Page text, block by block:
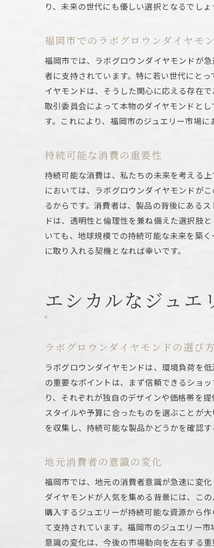
り、未来の世代にも優しい選択となるでしょ
福岡市でのラボグロウンダイヤモ
福岡市では、ラボグロウンダイヤモンドが
者に支持されています。特に若い世代にと
イヤモンドは、そうした関心に応える存在
取引委員会によって本物のダイヤモンドと
す。これにより、福岡市のジュエリー市場
持続可能な消費の重要性
持続可能な消費は、私たちの未来を考える
においては、ラボグロウンダイヤモンドが
るからです。消費者は、製品の背後にある
ドは、透明性と倫理性を兼ね備えた選択肢
いても、地球規模での持続可能な未来を築
に取り入れる契機となれば幸いです。
エシカルなジュエ
ラボグロウンダイヤモンドの選び方
ラボグロウンダイヤモンドは、環境負荷を
の重要なポイントは、まず信頼できるショ
り、それぞれが独自のデザインや価格帯を
スタイルや予算に合ったものを選ぶことが
を収集し、持続可能な製品かどうかを確認す
地元消費者の意識の変化
福岡市では、地元の消費者意識が急速に変
ダイヤモンドが人気を集める背景には、こ
購入するジュエリーが持続可能な資源から
て支持されています。福岡市のジュエリー
意識の変化は、今後の市場動向を左右する重